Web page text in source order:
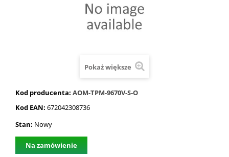
Pokaż większe
Kod producenta: AOM-TPM-9670V-S-O
Kod EAN: 672042308736
Stan: Nowy
Na zamówienie